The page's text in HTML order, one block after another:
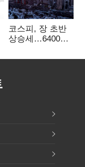
코스피, 장 초반
상승세…6400선